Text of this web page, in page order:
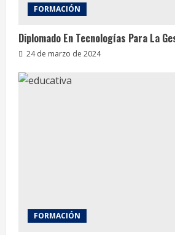
FORMACIÓN
Diplomado En Tecnologías Para La
24 de marzo de 2024
FORMACIÓN